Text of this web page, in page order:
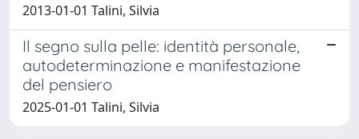
2013-01-01 Talini, Silvia
Il segno sulla pelle: identità personale,
autodeterminazione e manifestazione
del pensiero
2025-01-01 Talini, Silvia